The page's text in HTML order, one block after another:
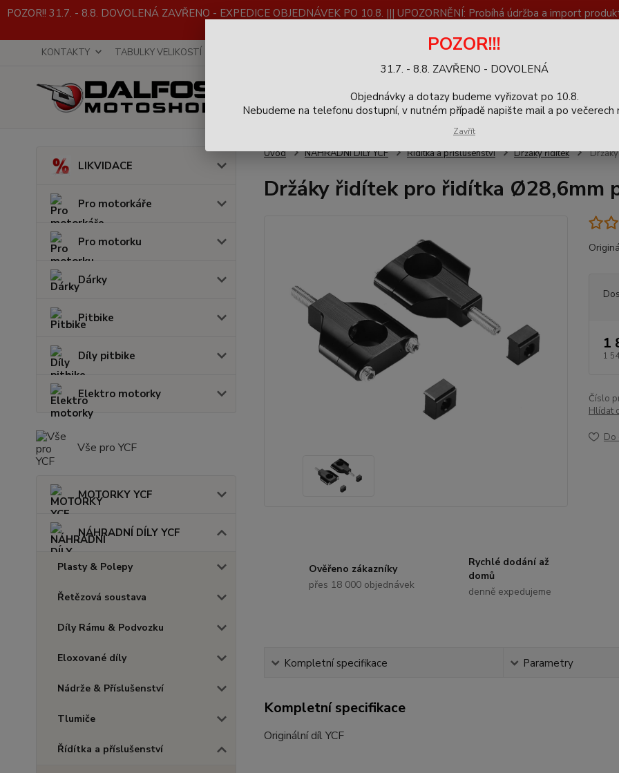
POZOR!! 31.7. - 8.8. DOVOLENÁ ZAVŘENO - EXPEDICE OBJEDNÁVEK PO 10.8. ||| UPOZORNĚNÍ: Probíhá údržba a import
KONTAKTY TABULKY VELIKOSTÍ Zpětný odběr výrobků
Hledat 9-16h
LIKVIDACE
Pro motorkáře
Pro motorku
Dárky
Pitbike
Díly pitbike
Elektro motorky
Vše pro YCF
MOTORKY YCF
NÁHRADNÍ DÍLY YCF
Plasty & Polepy
Řetězová soustava
Díly Rámu & Podvozku
Eloxované díly
Nádrže & Příslušenství
Tlumiče
Řídítka a příslušenství
Úvod NÁHRADNÍ DÍLY YCF Řídítka a příslušenství Držáky řidítek
Držáky řidítek pro řidítka Ø28,6mm
1
1
Číslo
Hlídat
Do
Ověřeno zákazníky
přes 18 000 objednávek
Rychlé dodání až
domů
denně expedujeme
Kompletní specifikace Parametry
Kompletní specifikace
Originální díl YCF
POZOR!!!
31.7. - 8.8. ZAVŘENO - DOVOLENÁ
Objednávky a dotazy budeme vyřizovat po 10.8.
Nebudeme na telefonu dostupní, v nutném případě napište mail a po večerech
Zavřít